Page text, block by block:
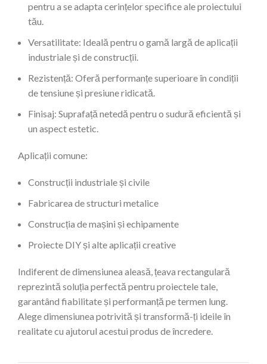
pentru a se adapta cerințelor specifice ale proiectului
tău.
Versatilitate: Ideală pentru o gamă largă de aplicații
industriale și de construcții.
Rezistență: Oferă performanțe superioare în condiții
de tensiune și presiune ridicată.
Finisaj: Suprafață netedă pentru o sudură eficientă și
un aspect estetic.
Aplicații comune:
Construcții industriale și civile
Fabricarea de structuri metalice
Construcția de mașini și echipamente
Proiecte DIY și alte aplicații creative
Indiferent de dimensiunea aleasă, țeava rectangulară
reprezintă soluția perfectă pentru proiectele tale,
garantând fiabilitate și performanță pe termen lung.
Alege dimensiunea potrivită și transformă-ți ideile în
realitate cu ajutorul acestui produs de încredere.